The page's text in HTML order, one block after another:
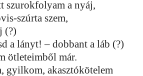
szurokfolyam a nyáj,
szúrta szem,
(?)
a lányt! – dobbant a láb (?)
ötleteimből már.
gyilkom, akasztókötelem